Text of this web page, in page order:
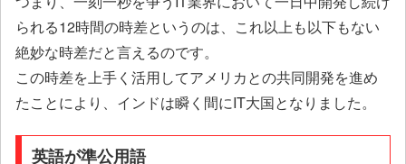
られる12時間の時差というのは、これ以上も以下もない
絶妙な時差だと言えるのです。
この時差を上手く活用してアメリカとの共同開発を進め
たことにより、インドは瞬く間にIT大国となりました。
英語が準公用語